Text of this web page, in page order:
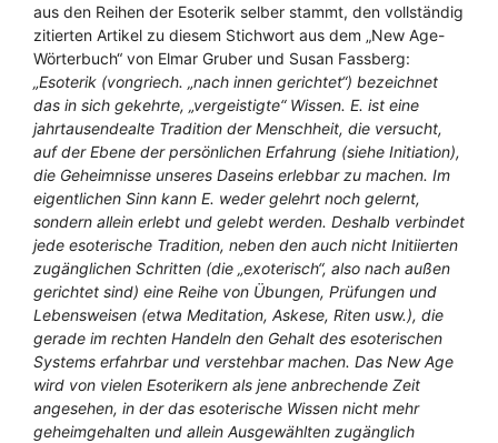
aus den Reihen der Esoterik selber stammt, den vollständig
zitierten Artikel zu diesem Stichwort aus dem „New Age-
Wörterbuch“ von Elmar Gruber und Susan Fassberg:
„Esoterik (vongriech. „nach innen gerichtet“) bezeichnet
das in sich gekehrte, „vergeistigte“ Wissen. E. ist eine
jahrtausendealte Tradition der Menschheit, die versucht,
auf der Ebene der persönlichen Erfahrung (siehe Initiation),
die Geheimnisse unseres Daseins erlebbar zu machen. Im
eigentlichen Sinn kann E. weder gelehrt noch gelernt,
sondern allein erlebt und gelebt werden. Deshalb verbindet
jede esoterische Tradition, neben den auch nicht Initiierten
zugänglichen Schritten (die „exoterisch“, also nach außen
gerichtet sind) eine Reihe von Übungen, Prüfungen und
Lebensweisen (etwa Meditation, Askese, Riten usw.), die
gerade im rechten Handeln den Gehalt des esoterischen
Systems erfahrbar und verstehbar machen. Das New Age
wird von vielen Esoterikern als jene anbrechende Zeit
angesehen, in der das esoterische Wissen nicht mehr
geheimgehalten und allein Ausgewählten zugänglich